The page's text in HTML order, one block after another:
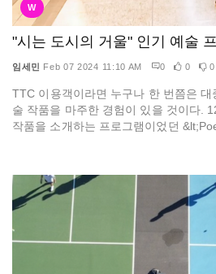
W
"시는 도시의 거울" 인기 예술
임세민 Feb 07 2024 11:10 AM 0 0 0
TTC 이용객이라면 누구나 한 번쯤은
술 작품을 마주한 경험이 있을 것이다.
작품을 소개하는 프로그램이었던